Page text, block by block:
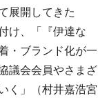
展開してきた
け、「『伊達な
・ブランド化が一
議会会員やさまざ
く」（村井嘉浩宮